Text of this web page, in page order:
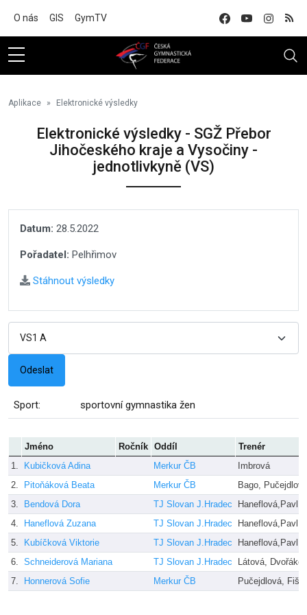
O nás GIS GymTV
Aplikace Elektronické výsledky
Elektronické výsledky - SGŽ Přebor
Jihočeského kraje a Vysočiny -
jednotlivkyně (VS)
Datum: 28.5.2022
Pořadatel: Pelhřimov
Stáhnout výsledky
Sport: sportovní gymnastika žen
Jméno Ročník Oddíl
Trenér
1.
Kubičková Adina Merkur ČB
Imbrová
2.
Pitoňáková Beata Merkur ČB
Bago, Pučejdlová
3.
Bendová Dora TJ Slovan J.Hradec
4.
Haneflová Zuzana TJ Slovan J.Hradec
5.
Kubíčková Viktorie TJ Slovan J.Hradec
6. Schneiderová Mariana TJ Slovan J.Hradec
Látová,
7.
Honnerová Sofie Merkur ČB Pučejdlová,